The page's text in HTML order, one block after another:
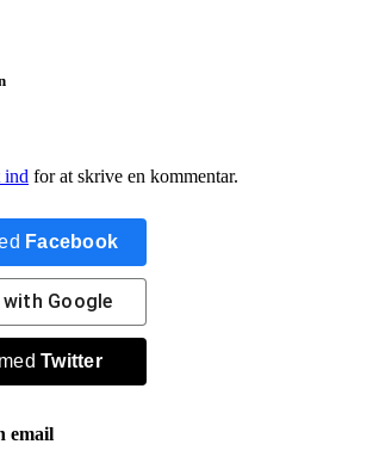
ind for at skrive en kommentar.
Facebook
with Google
Twitter
email